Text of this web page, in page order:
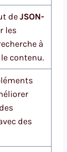
deJSON-
les
à
contenu.
des